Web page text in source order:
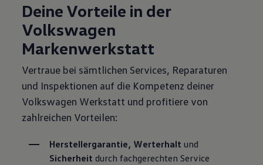
Deine Vorteile in der
Volkswagen
Markenwerkstatt
Vertraue bei sämtlichen Services, Reparaturen
und Inspektionen auf die Kompetenz deiner
Volkswagen Werkstatt und profitiere von
zahlreichen Vorteilen:
Herstellergarantie, Werterhalt
Sicherheit durch fachgerechten Service